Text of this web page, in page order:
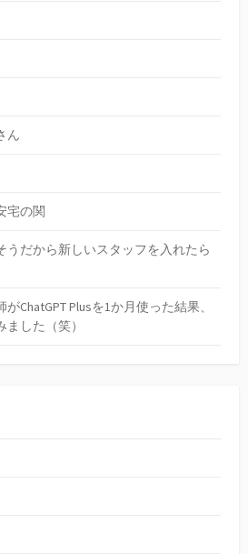
ん
宅の関
うだから新しいスタッフを入れたら
ChatGPT Plusを1か月使った結果、
した（笑）